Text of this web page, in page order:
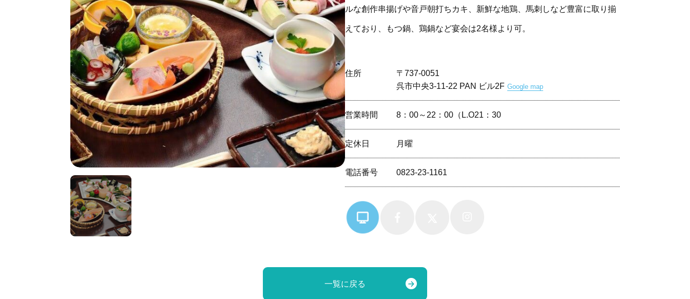
ルな創作串揚げや音戸朝打ちカキ、新鮮な地鶏、馬刺しなど豊富に取り揃
えており、もつ鍋、鶏鍋など宴会は2名様より可。
住所
〒737-0051
呉市中央3-11-22 PAN ビル2F Google map
営業時間 8：00～22：00（L.O21：30
定休⽇ 月曜
電話番号 0823-23-1161
一覧に戻る